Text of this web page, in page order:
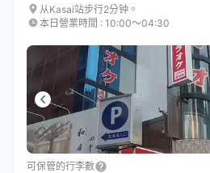
从Kasai站步行2分钟。
本日營業時間 : 10:00〜04:30
可保管的行李數